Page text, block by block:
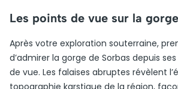
Les points de vue sur la
Après votre exploration souterraine,
d’admirer la gorge de Sorbas depuis
de vue. Les falaises abruptes révèlent
topographie karstique de la région,